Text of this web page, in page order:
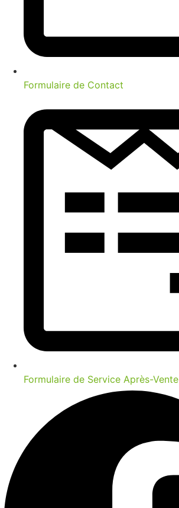
Formulaire de Contact
Formulaire de Service Après-Vente